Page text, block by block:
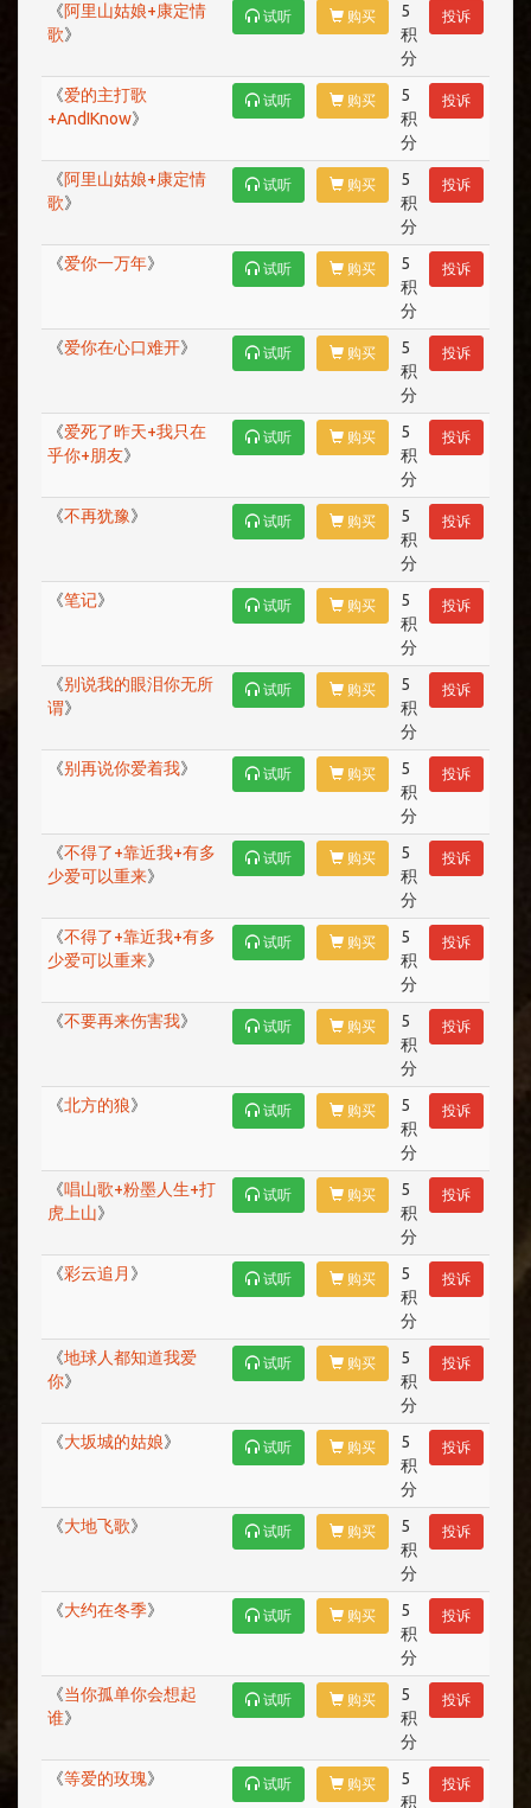
《阿里山姑娘+康定情
歌》
试听 购买
5
积
分
投诉
《爱的主打歌
+AndIKnow》
试听 购买
5
积
分
投诉
《阿里山姑娘+康定情
歌》
试听 购买
5
积
分
投诉
《爱你一万年》 试听 购买
5
积
分
投诉
《爱你在心口难开》 试听 购买
5
积
分
投诉
《爱死了昨天+我只在
乎你+朋友》
试听 购买
5
积
分
投诉
《不再犹豫》 试听 购买
5
积
分
投诉
《笔记》 试听 购买
5
积
分
投诉
《别说我的眼泪你无所
谓》
试听 购买
5
积
分
投诉
《别再说你爱着我》 试听 购买
5
积
分
投诉
《不得了+靠近我+有多
少爱可以重来》
试听 购买
5
积
分
投诉
《不得了+靠近我+有多
少爱可以重来》
试听 购买
5
积
分
投诉
《不要再来伤害我》 试听 购买
5
积
分
投诉
《北方的狼》 试听 购买
5
积
分
投诉
《唱山歌+粉墨人生+打
虎上山》
试听 购买
5
积
分
投诉
《彩云追月 》 试听 购买
5
积
分
投诉
《地球人都知道我爱
你》
试听 购买
5
积
分
投诉
《大坂城的姑娘》 试听 购买
5
积
分
投诉
《大地飞歌》 试听 购买
5
积
分
投诉
《大约在冬季》 试听 购买
5
积
分
投诉
《当你孤单你会想起
谁》
试听 购买
5
积
分
投诉
《等爱的玫瑰》 试听 购买
5
积
投诉